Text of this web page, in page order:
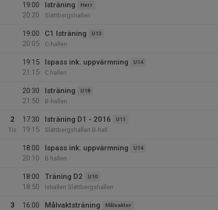
19:00
20:20
Isträning Herr
Slättbergshallen
19:00
20:05
C1 Isträning U13
C-hallen
19:15
21:15
Ispass ink. uppvärmning U14
C hallen
20:30
21:50
Isträning U18
B-hallen
2
Tis
17:30
19:15
Isträning D1 - 2016 U11
Slättbergshallen B-hall
18:00
20:10
Ispass ink. uppvärmning U14
B hallen
18:00
18:50
Träning D2 U10
Ishallen Slättbergshallen
3
16:00
Målvaktsträning Målvakter